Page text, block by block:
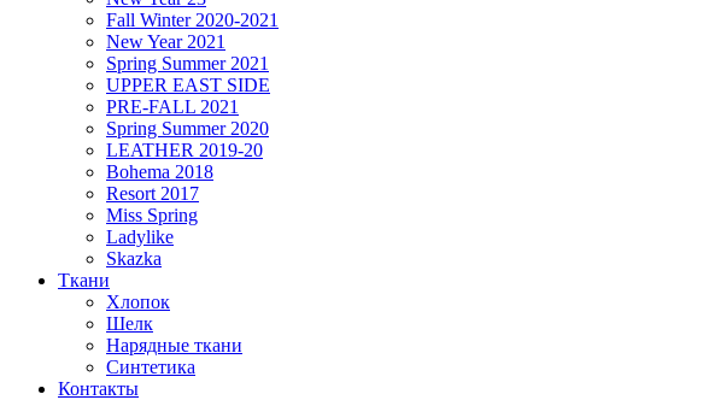
Fall Winter 2020-2021
New Year 2021
Spring Summer 2021
UPPER EAST SIDE
PRE-FALL 2021
Spring Summer 2020
LEATHER 2019-20
Bohema 2018
Resort 2017
Miss Spring
Ladylike
Skazka
Ткани
Хлопок
Шелк
Нарядные ткани
Синтетика
Контакты